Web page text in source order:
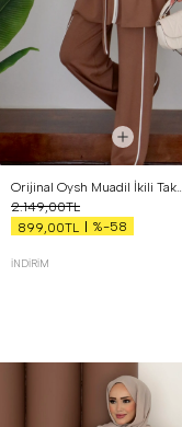
Orijinal Oysh Muadil İkili Takım Kahverengi
2.149,00TL
899,00TL
%-58
İNDIRIM